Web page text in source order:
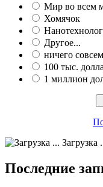
Мир во всем
Хомячок
Другое...
ничего совсем
100 тыс.
1 миллион
Загрузка
Последние